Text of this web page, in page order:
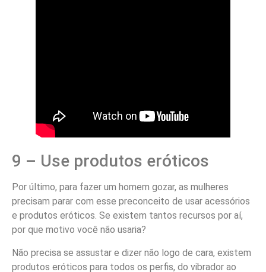
9 – Use produtos eróticos
Por último, para fazer um homem gozar, as mulheres
precisam parar com esse preconceito de usar acessórios
e produtos eróticos. Se existem tantos recursos por aí,
por que motivo você não usaria?
Não precisa se assustar e dizer não logo de cara, existem
produtos eróticos para todos os perfis, do vibrador ao